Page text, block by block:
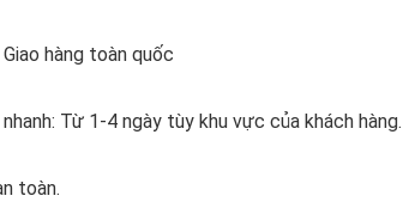
hàng toàn quốc
Từ 1-4 ngày tùy khu vực của khách hàng.
toàn.